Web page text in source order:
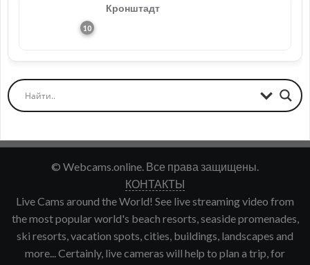
Кронштадт
© Webcams.online. Все права защищены.
КОНТАКТЫ
Live Cams around the World! See live streaming video from
the most popular world's beach resorts, seaside promenades,
ski resorts, vacation spots, cities, buildings, landscapes and
more... Certainly, live cameras will help to plan a trip, for